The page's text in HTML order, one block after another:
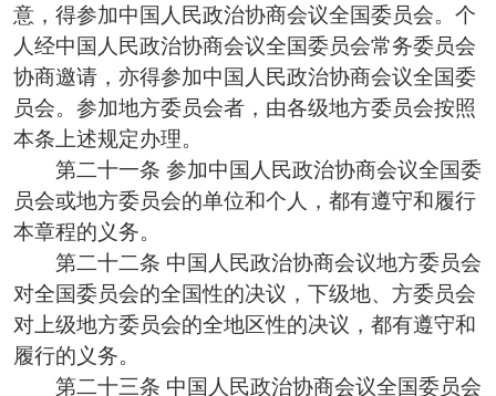
意，得参加中国人民政治协商会议全国委员会。个
人经中国人民政治协商会议全国委员会常务委员会
协商邀请，亦得参加中国人民政治协商会议全国委
员会。参加地方委员会者，由各级地方委员会按照
本条上述规定办理。
第二十一条 参加中国人民政治协商会议全国委
员会或地方委员会的单位和个人，都有遵守和履行
本章程的义务。
第二十二条 中国人民政治协商会议地方委员会
对全国委员会的全国性的决议，下级地、方委员会
对上级地方委员会的全地区性的决议，都有遵守和
履行的义务。
第二十三条 中国人民政治协商会议全国委员会